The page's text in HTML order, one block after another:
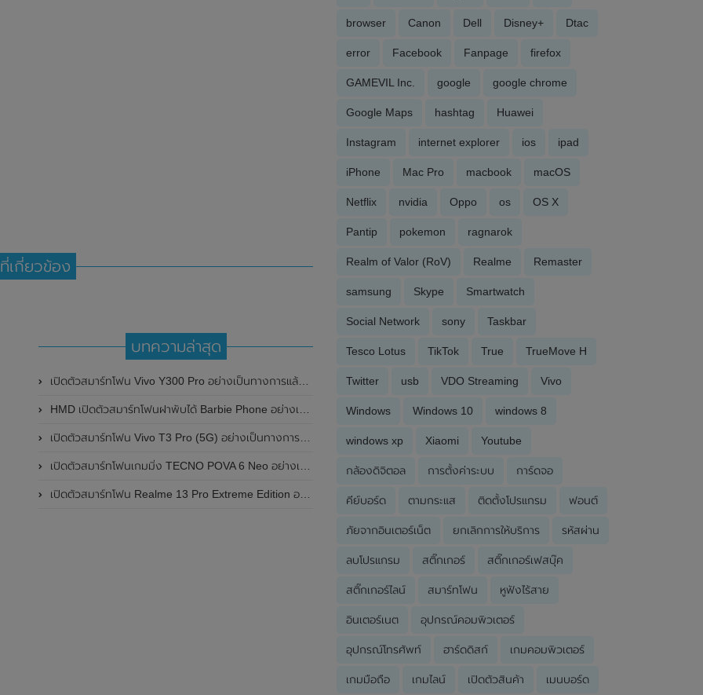
เกี่ยวข้อง
บทความล่าสุด
เปิดตัวสมาร์ทโฟน Vivo Y300 Pro อย่างเป็นทางการแล้วในประเทศจีน มาพร้อมดีไซน์พรีเมี่ยม ทนทาน และแบตเตอรี่สุดอึดขนาดใหญ่ 6,500mAh พร้อมรองรับการชาร์จไว 80W
HMD เปิดตัวสมาร์ทโฟนฝาพับได้ Barbie Phone อย่างเป็นทางการแล้ว มาพร้อมธีมสีชมพูสดใส
เปิดตัวสมาร์ทโฟน Vivo T3 Pro (5G) อย่างเป็นทางการแล้วในประเทศอินเดีย
เปิดตัวสมาร์ทโฟนเกมมิ่ง TECNO POVA 6 Neo อย่างเป็นทางการแล้วในประเทศไทย ในราคา 8,499 บาท
เปิดตัวสมาร์ทโฟน Realme 13 Pro Extreme Edition อย่างเป็นทางการแล้วในประเทศจีน
browser Canon Dell Disney+ Dtac
error Facebook Fanpage firefox
GAMEVIL Inc. google google chrome
Google Maps hashtag Huawei
Instagram internet explorer ios ipad
iPhone Mac Pro macbook macOS
Netflix nvidia Oppo os OS X
Pantip pokemon ragnarok
Realm of Valor (RoV) Realme Remaster
samsung Skype Smartwatch
Social Network sony Taskbar
Tesco Lotus TikTok True TrueMove H
Twitter usb VDO Streaming Vivo
Windows Windows 10 windows 8
windows xp Xiaomi Youtube
กล้องดิจิตอล การตั้งค่าระบบ การ์ดจอ
คีย์บอร์ด ตามกระแส ติดตั้งโปรแกรม ฟอนต์
ภัยจากอินเตอร์เน็ต ยกเลิกการให้บริการ รหัสผ่าน
ลบโปรแกรม สติ๊กเกอร์ สติ๊กเกอร์เฟสบุ๊ค
สติ๊กเกอร์ไลน์ สมาร์ทโฟน หูฟังไร้สาย
อินเตอร์เนต อุปกรณ์คอมพิวเตอร์
อุปกรณ์โทรศัพท์ ฮาร์ดดิสก์ เกมคอมพิวเตอร์
เกมมือถือ เกมไลน์ เปิดตัวสินค้า เมนบอร์ด